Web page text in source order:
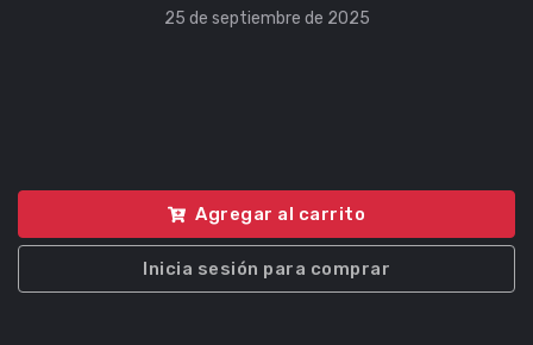
25 de septiembre de 2025
Agregar al carrito
Inicia sesión para comprar